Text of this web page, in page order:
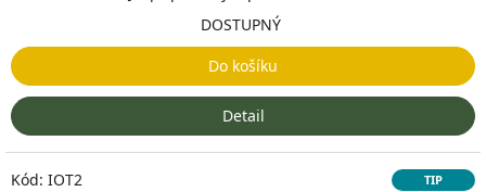
DOSTUPNÝ
Do košíku
Detail
TIP
Kód: IOT2